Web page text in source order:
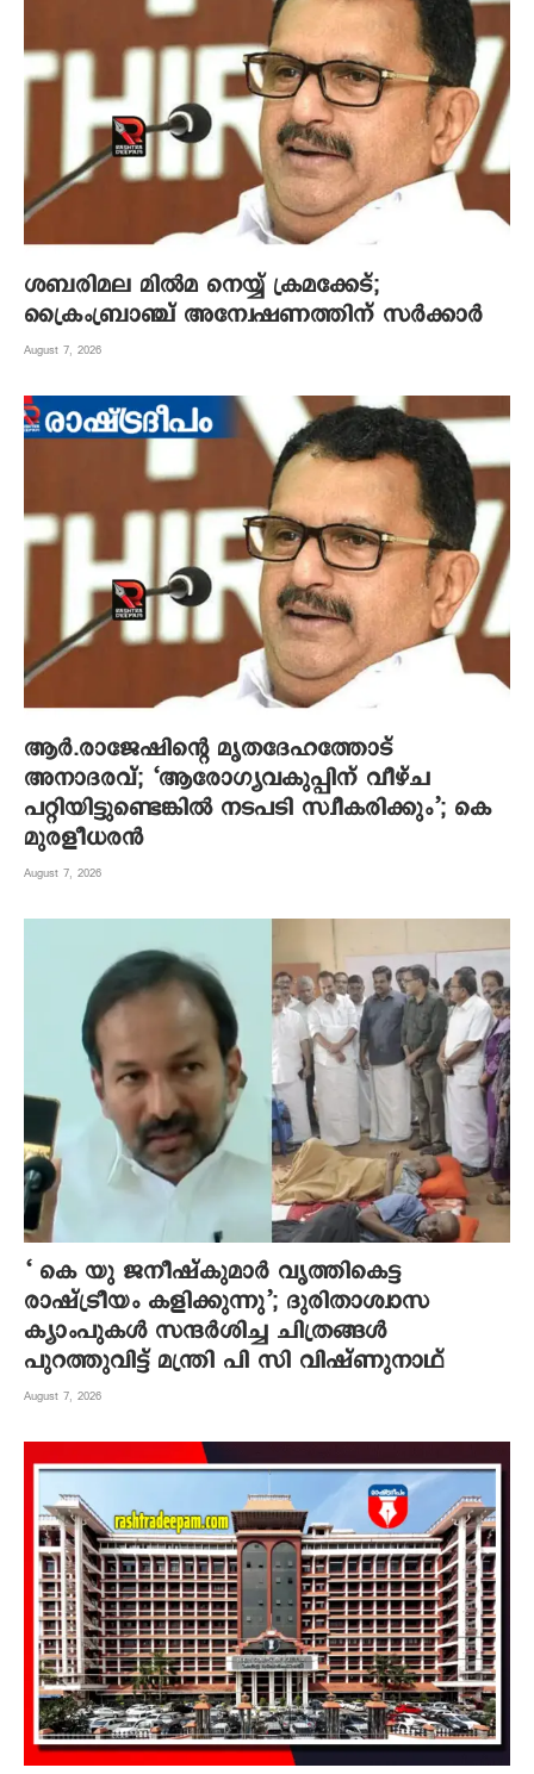
ശബരിമല മില്‍മ നെയ്യ് ക്രമക്കേട്;
ക്രൈംബ്രാഞ്ച് അന്വേഷണത്തിന് സര്‍ക്കാര്‍
August 7, 2026
ആര്‍.രാജേഷിന്റെ മൃതദേഹത്തോട്
അനാദരവ്; ‘ആരോഗ്യവകുപ്പിന് വീഴ്ച
പറ്റിയിട്ടുണ്ടെങ്കില്‍ നടപടി സ്വീകരിക്കും’; കെ
മുരളീധരന്‍
August 7, 2026
‘ കെ യു ജനീഷ്‌കുമാര്‍ വൃത്തികെട്ട
രാഷ്ട്രീയം കളിക്കുന്നു’; ദുരിതാശ്വാസ
ക്യാംപുകള്‍ സന്ദര്‍ശിച്ച ചിത്രങ്ങള്‍
പുറത്തുവിട്ട് മന്ത്രി പി സി വിഷ്ണുനാഥ്
August 7, 2026